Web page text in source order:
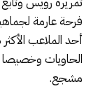
أحد الملاعب
مشجع.